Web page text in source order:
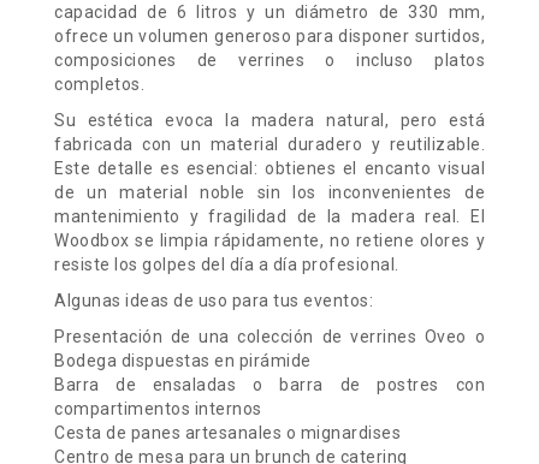
capacidad de 6 litros y un diámetro de 330 mm,
ofrece un volumen generoso para disponer surtidos,
composiciones de verrines o incluso platos
completos.
Su estética evoca la madera natural, pero está
fabricada con un material duradero y reutilizable.
Este detalle es esencial: obtienes el encanto visual
de un material noble sin los inconvenientes de
mantenimiento y fragilidad de la madera real. El
Woodbox se limpia rápidamente, no retiene olores y
resiste los golpes del día a día profesional.
Algunas ideas de uso para tus eventos:
Presentación de una colección de verrines Oveo o
Bodega dispuestas en pirámide
Barra de ensaladas o barra de postres con
compartimentos internos
Cesta de panes artesanales o mignardises
Centro de mesa para un brunch de catering